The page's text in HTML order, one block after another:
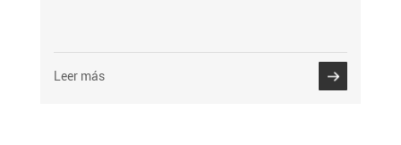
Leer más